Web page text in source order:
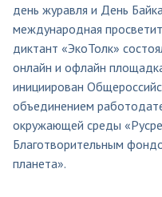
день журавля и День
международная
диктант «ЭкоТолк»
онлайн и офлайн
инициирован
объединением
окружающей среды
Благотворительным
планета».